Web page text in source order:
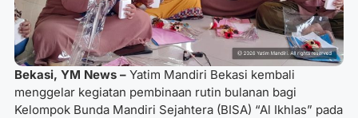
Bekasi, YM News – Yatim Mandiri Bekasi kembali
menggelar kegiatan pembinaan rutin bulanan bagi
Kelompok Bunda Mandiri Sejahtera (BISA) “Al Ikhlas” pada